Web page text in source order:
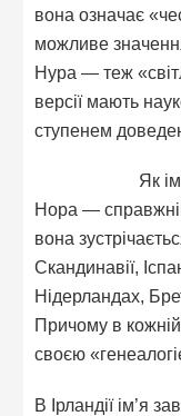
вона означає
можливе
Нура — теж
версії мають
ступенем
Як
Нора —
вона
Скандинавії,
Нідерландах,
Причому в
своєю
В Ірландії ім’я